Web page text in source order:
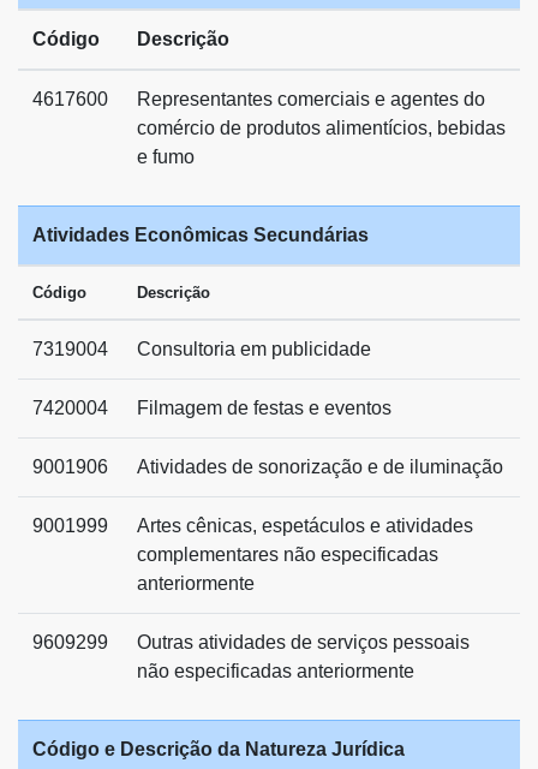
Código Descrição
4617600
Representantes comerciais e agentes do
comércio de produtos alimentícios, bebidas
e fumo
Atividades Econômicas Secundárias
Código Descrição
7319004 Consultoria em publicidade
7420004 Filmagem de festas e eventos
9001906 Atividades de sonorização e de iluminação
9001999
Artes cênicas, espetáculos e atividades
complementares não especificadas
anteriormente
9609299
Outras atividades de serviços pessoais
não especificadas anteriormente
Código e Descrição da Natureza Jurídica